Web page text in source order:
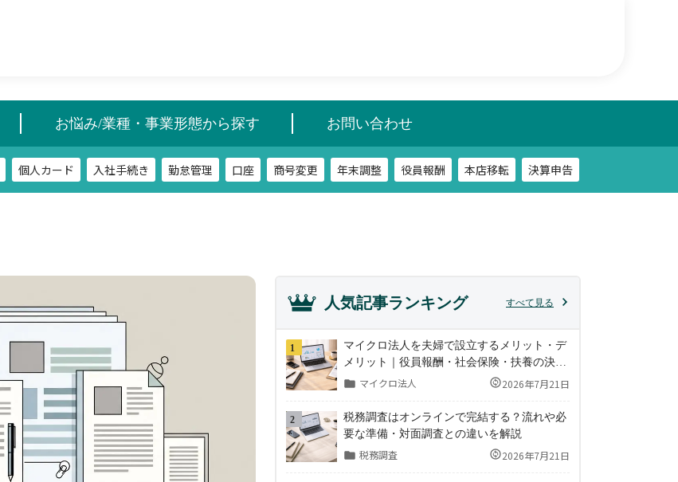
お悩み/業種・事業形態から探す お問い合わせ
個人カード 入社手続き 勤怠管理 口座 商号変更 年末調整 役員報酬 本店移転 決算申告
人気記事ランキング すべて見る
1
マイクロ法人を夫婦で設立するメリット・デ
メリット｜役員報酬・社会保険・扶養の決め
方 マイクロ法人 2026年7月21日
2
税務調査はオンラインで完結する？流れや必
要な準備・対面調査との違いを解説
税務調査 2026年7月21日